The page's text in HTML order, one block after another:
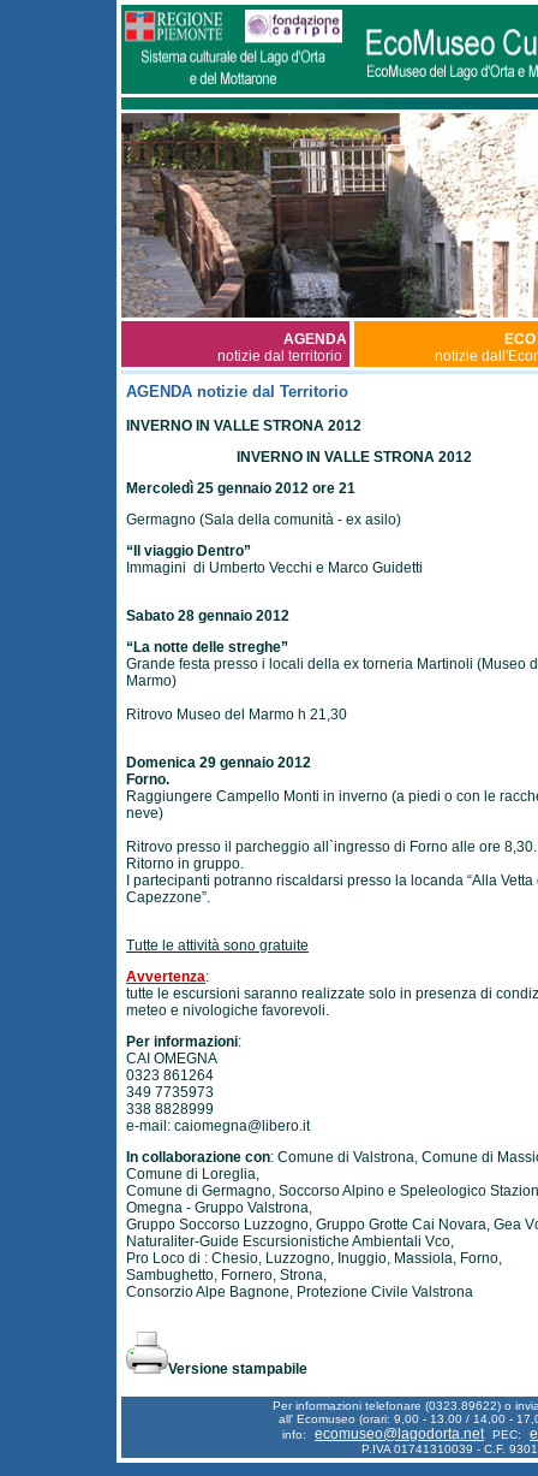
AGENDA
notizie dal territorio
notizie
AGENDA notizie dal Territorio
INVERNO IN VALLE STRONA 2012
INVERNO IN VALLE STRONA 2012
Mercoledì 25 gennaio 2012 ore 21
Germagno (Sala della comunità - ex asilo)
“Il viaggio Dentro”
Immagini di Umberto Vecchi e Marco Guidetti
Sabato 28 gennaio 2012
“La notte delle streghe”
Grande festa presso i locali della ex torneria Martinoli (Museo
Marmo)
Ritrovo Museo del Marmo h 21,30
Domenica 29 gennaio 2012
Forno.
Raggiungere Campello Monti in inverno (a piedi o con le
neve)
Ritrovo presso il parcheggio all`ingresso di Forno alle ore 8,30.
Ritorno in gruppo.
I partecipanti potranno riscaldarsi presso la locanda “Alla Vetta
Capezzone”.
Tutte le attività sono gratuite
Avvertenza:
tutte le escursioni saranno realizzate solo in presenza di
meteo e nivologiche favorevoli.
Per informazioni:
CAI OMEGNA
0323 861264
349 7735973
338 8828999
e-mail: caiomegna@libero.it
In collaborazione con: Comune di Valstrona, Comune di
Comune di Loreglia,
Comune di Germagno, Soccorso Alpino e Speleologico
Omegna - Gruppo Valstrona,
Gruppo Soccorso Luzzogno, Gruppo Grotte Cai Novara, Gea
Naturaliter-Guide Escursionistiche Ambientali Vco,
Pro Loco di : Chesio, Luzzogno, Inuggio, Massiola, Forno,
Sambughetto, Fornero, Strona,
Consorzio Alpe Bagnone, Protezione Civile Valstrona
Versione stampabile
Per informazioni telefonare (0323.89622) o
all' Ecomuseo (orari: 9,00 - 13.00 / 14,00 -
info:
ecomuseo@lagodorta.net PEC:
P.IVA 01741310039 - C.F.